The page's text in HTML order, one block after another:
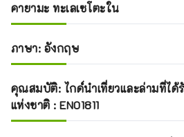
คายามะ ทะเลเซโตะใน
ภาษา: อังกฤษ
คุณสมบัติ: ไกด์นำเที่ยวและล่ามที่ไ
แห่งชาติ : EN01811